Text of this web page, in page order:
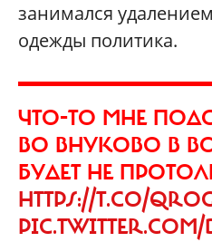
занимался
одежды политика.
ЧТО-ТО МНЕ
ВО ВНУКОВО В
БУДЕТ НЕ
HTTPS://T.CO/
PIC.TWITTER.COM/